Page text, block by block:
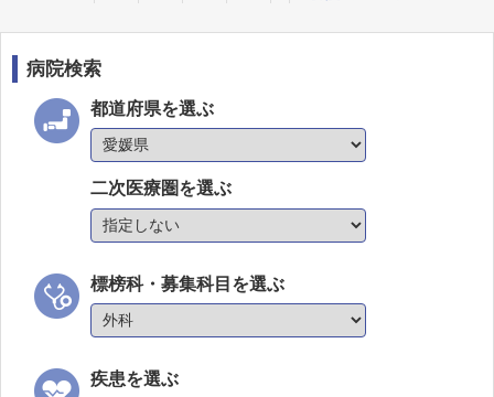
病院検索
都道府県を選ぶ
二次医療圏を選ぶ
標榜科・募集科目を選ぶ
疾患を選ぶ